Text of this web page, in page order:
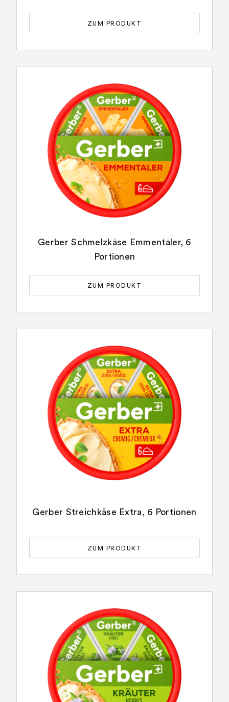
ZUM PRODUKT
Gerber Schmelzkäse Emmentaler, 6
Portionen
ZUM PRODUKT
Gerber Streichkäse Extra, 6 Portionen
ZUM PRODUKT